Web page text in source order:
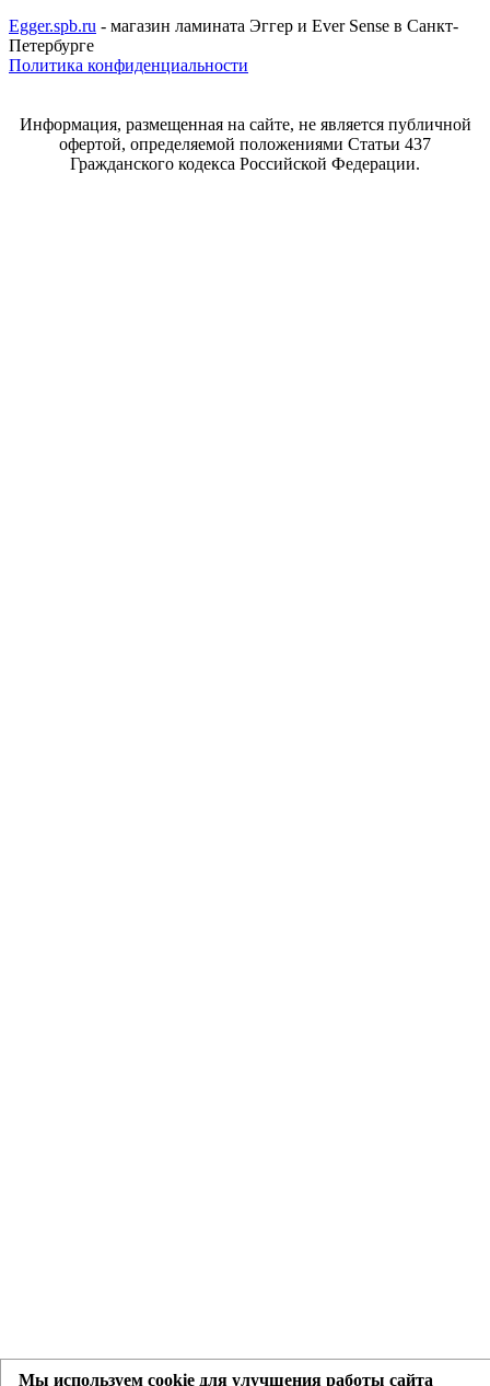
Egger.spb.ru - магазин ламината Эггер и Ever Sense в Санкт-
Петербурге
Политика конфиденциальности
Информация, размещенная на сайте, не является публичной
офертой, определяемой положениями Статьи 437
Гражданского кодекса Российской Федерации.
Мы используем cookie для улучшения работы сайта